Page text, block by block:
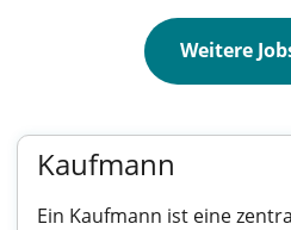
Weitere
Kaufmann
Ein Kaufmann ist eine